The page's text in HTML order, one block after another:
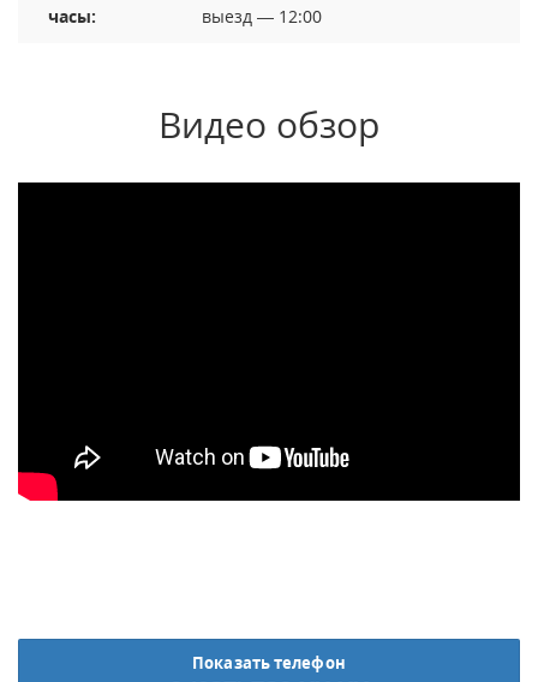
часы:
выезд — 12:00
Видео обзор
Показать телефон